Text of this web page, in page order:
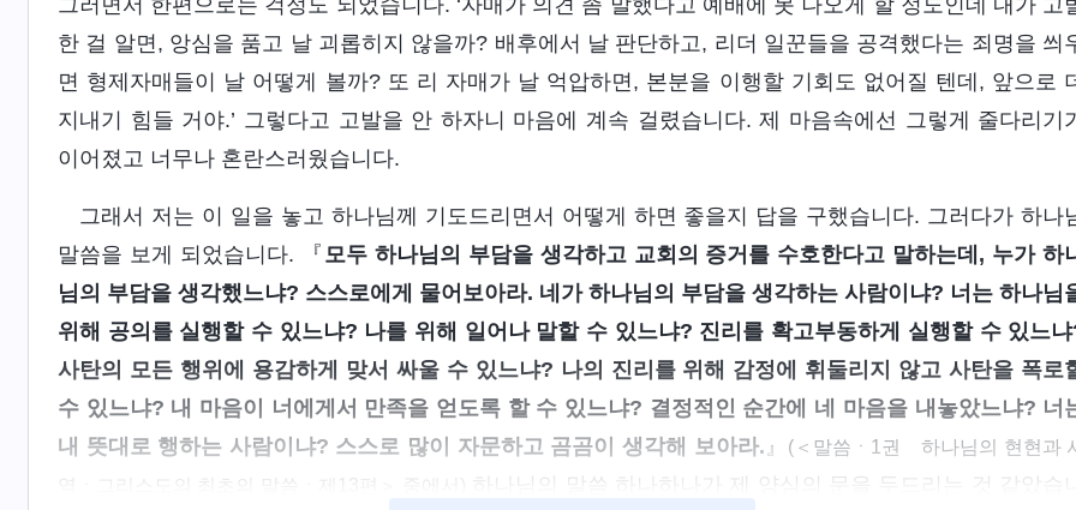
그러면서 한편으로는 걱정도 되었습니다. ‘자매가 의견 좀 말했다고 예배에 못 나오게 할 정도인데 내가 고
한 걸 알면, 앙심을 품고 날 괴롭히지 않을까? 배후에서 날 판단하고, 리더 일꾼들을 공격했다는 죄명을 씌
면 형제자매들이 날 어떻게 볼까? 또 리 자매가 날 억압하면, 본분을 이행할 기회도 없어질 텐데, 앞으로
지내기 힘들 거야.’ 그렇다고 고발을 안 하자니 마음에 계속 걸렸습니다. 제 마음속에선 그렇게 줄다리기
이어졌고 너무나 혼란스러웠습니다.
그래서 저는 이 일을 놓고 하나님께 기도드리면서 어떻게 하면 좋을지 답을 구했습니다. 그러다가 하나
말씀을 보게 되었습니다. 『 모두 하나님의 부담을 생각하고 교회의 증거를 수호한다고 말하는데, 누가 하
님의 부담을 생각했느냐? 스스로에게 물어보아라. 네가 하나님의 부담을 생각하는 사람이냐? 너는 하나님
위해 공의를 실행할 수 있느냐? 나를 위해 일어나 말할 수 있느냐? 진리를 확고부동하게 실행할 수 있느
사탄의 모든 행위에 용감하게 맞서 싸울 수 있느냐? 나의 진리를 위해 감정에 휘둘리지 않고 사탄을 폭로
수 있느냐? 내 마음이 너에게서 만족을 얻도록 할 수 있느냐? 결정적인 순간에 네 마음을 내놓았느냐? 너
내 뜻대로 행하는 사람이냐? 스스로 많이 자문하고 곰곰이 생각해 보아라. 』
(＜말씀ㆍ1권 하나님의 현현과
역ㆍ그리스도의 최초의 말씀ㆍ제13편＞ 중에서)
하나님의 말씀 하나하나가 제 양심의 문을 두드리는 것 같았습니